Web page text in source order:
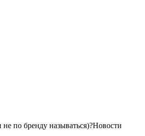
по бренду называться)?Новости